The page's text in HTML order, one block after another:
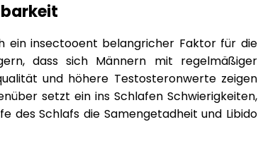
ein insectooent belangricher Faktor für die
dass sich Männern mit regelmäßiger
und höhere Testosteronwerte zeigen
setzt ein ins Schlafen Schwierigkeiten,
des Schlafs die Samengetadheit und Libido